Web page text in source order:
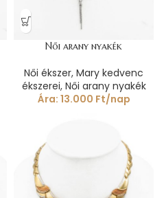
Női arany nyakék
Női ékszer, Mary kedvenc
ékszerei, Női arany nyakék
Ára: 13.000 Ft/nap